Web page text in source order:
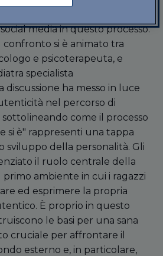
media in questo processo.
confronto si è animato tra
e psicoterapeuta, e
specialista
discussione ha messo in luce
nel percorso di
sottolineando come il processo
si è" rappresenti una tappa
sviluppo della personalità. Gli
il ruolo centrale della
ambiente in cui i ragazzi
ed esprimere la propria
È proprio in questo
le basi per una sana
cruciale per affrontare il
esterno e, in particolare,